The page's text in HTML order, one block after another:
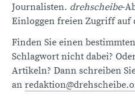
Journalisten. drehscheibe-
Einloggen freien Zugriff auf
Finden Sie einen
Schlagwort nicht dabei?
Artikeln? Dann schreiben
an